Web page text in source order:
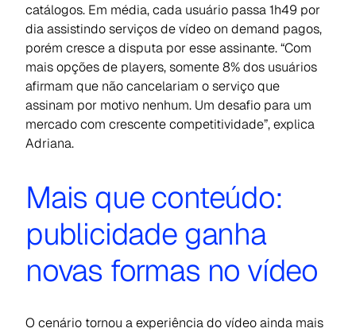
catálogos. Em média, cada usuário passa 1h49 por
dia assistindo serviços de vídeo on demand pagos,
porém cresce a disputa por esse assinante. “Com
mais opções de players, somente 8% dos usuários
afirmam que não cancelariam o serviço que
assinam por motivo nenhum. Um desafio para um
mercado com crescente competitividade”, explica
Adriana.
Mais que conteúdo:
publicidade ganha
novas formas no vídeo
O cenário tornou a experiência do vídeo ainda mais